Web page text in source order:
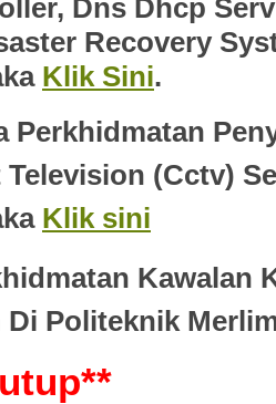
Dns Dhcp
Recovery
Klik Sini.
Perkhidmatan
(Cctv)
Klik sini
Kawalan
Di Politeknik
**